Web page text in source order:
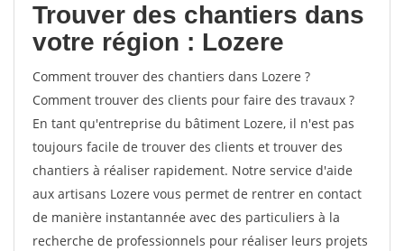
Trouver des chantiers dans
votre région : Lozere
Comment trouver des chantiers dans Lozere ?
Comment trouver des clients pour faire des travaux ?
En tant qu'entreprise du bâtiment Lozere, il n'est pas
toujours facile de trouver des clients et trouver des
chantiers à réaliser rapidement. Notre service d'aide
aux artisans Lozere vous permet de rentrer en contact
de manière instantannée avec des particuliers à la
recherche de professionnels pour réaliser leurs projets